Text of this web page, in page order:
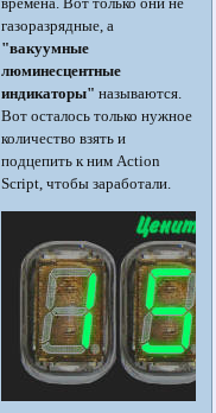
времена. Вот только они не
газоразрядные, а
"вакуумные
люминесцентные
индикаторы" называются.
Вот осталось только нужное
количество взять и
подцепить к ним Action
Script, чтобы заработали.